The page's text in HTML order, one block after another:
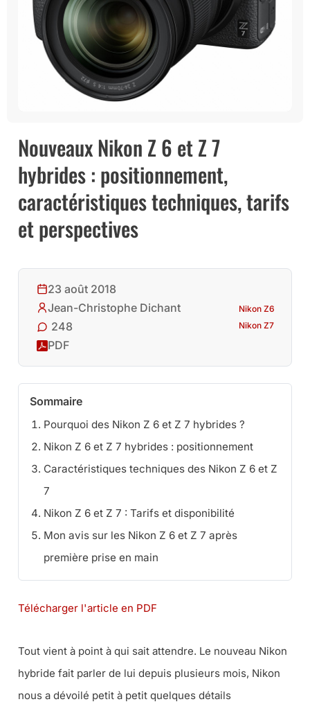
Nouveaux Nikon Z 6 et Z 7
hybrides : positionnement,
caractéristiques techniques, tarifs
et perspectives
23 août 2018
Jean-Christophe Dichant
248
PDF
Nikon Z6
Nikon Z7
Sommaire
Pourquoi des Nikon Z 6 et Z 7 hybrides ?
Nikon Z 6 et Z 7 hybrides : positionnement
Caractéristiques techniques des Nikon Z 6 et Z
7
Nikon Z 6 et Z 7 : Tarifs et disponibilité
Mon avis sur les Nikon Z 6 et Z 7 après
première prise en main
Télécharger l'article en PDF
Tout vient à point à qui sait attendre. Le nouveau Nikon
hybride fait parler de lui depuis plusieurs mois, Nikon
nous a dévoilé petit à petit quelques détails